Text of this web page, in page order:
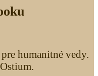
humanitné vedy.